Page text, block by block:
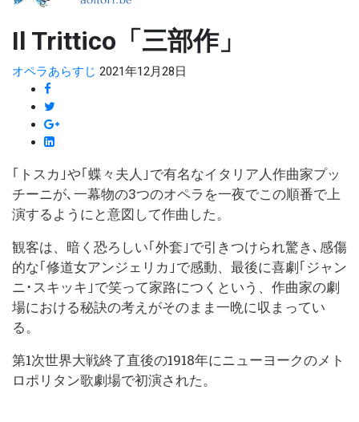
Il Trittico「三部作」
オペラあらすじ 2021年12月28日
｢トスカ｣や｢蝶々夫人｣で有名なイタリア人作曲家プッ
チーニが､一幕物の3つのオペラを一夜でこの順番で上
演するようにと意図して作曲した。
観客は、暗く恐ろしい｢外套｣で引きつけられ驚き､感傷
的な｢修道女アンジェリカ｣で感動、最後に喜劇｢ジャン
ニ･スキッキ｣で笑って家路につくという、作曲家の劇
場における秘訣の考えがそのまま一晩に収まってい
る。
第1次世界大戦終了直後の1918年にニューヨークのメト
ロポリタン歌劇場で初演された。